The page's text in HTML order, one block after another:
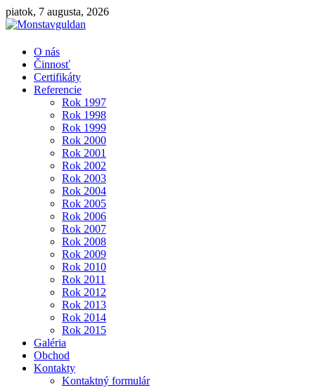
piatok, 7 augusta, 2026
Monstavguldan
Montáž,
opravy,
rekonštrukcie
plynovodov,
parovodov,
O nás
Činnosť
Certifikáty
Referencie
Rok 1997
Rok 1998
Rok 1999
Rok 2000
Rok 2001
Rok 2002
Rok 2003
Rok 2004
Rok 2005
Rok 2006
Rok 2007
Rok 2008
Rok 2009
Rok 2010
Rok 2011
Rok 2012
Rok 2013
Rok 2014
Rok 2015
Galéria
Obchod
Kontakty
Kontaktný formulár